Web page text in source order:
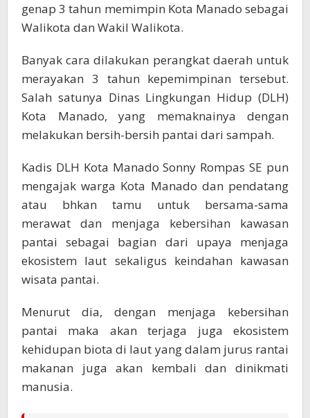
genap 3 tahun memimpin Kota Manado sebagai
Walikota dan Wakil Walikota.
Banyak cara dilakukan perangkat daerah untuk
merayakan 3 tahun kepemimpinan tersebut.
Salah satunya Dinas Lingkungan Hidup (DLH)
Kota Manado, yang memaknainya dengan
melakukan bersih-bersih pantai dari sampah.
Kadis DLH Kota Manado Sonny Rompas SE pun
mengajak warga Kota Manado dan pendatang
atau bhkan tamu untuk bersama-sama
merawat dan menjaga kebersihan kawasan
pantai sebagai bagian dari upaya menjaga
ekosistem laut sekaligus keindahan kawasan
wisata pantai.
Menurut dia, dengan menjaga kebersihan
pantai maka akan terjaga juga ekosistem
kehidupan biota di laut yang dalam jurus rantai
makanan juga akan kembali dan dinikmati
manusia.